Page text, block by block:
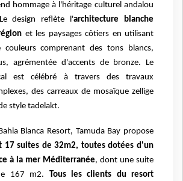
hommage à l'héritage culturel andalou
design reflète l'architecture blanche
et les paysages côtiers en utilisant
couleurscomprenant des tons blancs,
agrémentée d'accents de bronze. Le
estcélébré à travers des travaux
des carreaux de mosaïque zellige
style tadelakt.
Blanca Resort, Tamuda Bay propose
17 suites de 32m2, toutes dotées d'un
à la mer Méditerranée, dont une suite
167 m2.
Tous les clients du resort